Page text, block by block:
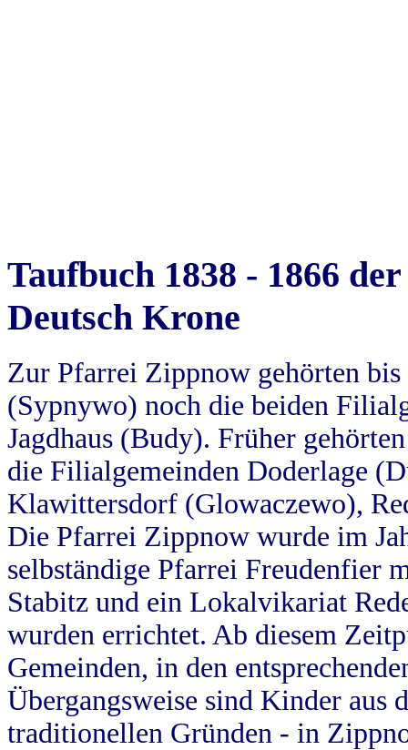
Taufbuch 1838 - 1866
Deutsch Krone
Zur Pfarrei Zippnow gehörten
(Sypnywo) noch die beiden
Jagdhaus (Budy). Früher
die Filialgemeinden Doderlage
Klawittersdorf (Glowaczewo),
Die Pfarrei Zippnow wurde im
selbständige Pfarrei Freudenfier
Stabitz und ein Lokalvikariat
wurden errichtet. Ab diesem
Gemeinden, in den
Übergangsweise sind Kinder aus
traditionellen Gründen - in